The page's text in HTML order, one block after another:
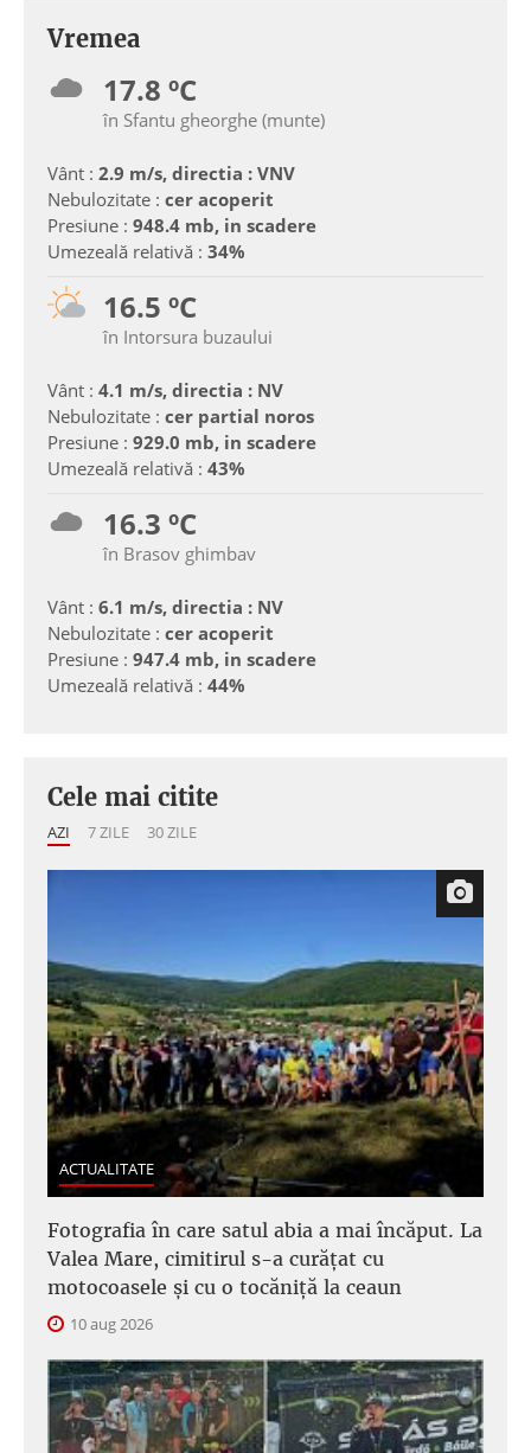
Vremea
17.8 ºC
în Sfantu gheorghe (munte)
Vânt : 2.9 m/s, directia : VNV
Nebulozitate : cer acoperit
Presiune : 948.4 mb, in scadere
Umezeală relativă : 34%
16.5 ºC
în Intorsura buzaului
Vânt : 4.1 m/s, directia : NV
Nebulozitate : cer partial noros
Presiune : 929.0 mb, in scadere
Umezeală relativă : 43%
16.3 ºC
în Brasov ghimbav
Vânt : 6.1 m/s, directia : NV
Nebulozitate : cer acoperit
Presiune : 947.4 mb, in scadere
Umezeală relativă : 44%
Cele mai citite
AZI 7 ZILE 30 ZILE
ACTUALITATE
Fotografia în care satul abia a mai încăput. La
Valea Mare, cimitirul s-a curățat cu
motocoasele și cu o tocăniță la ceaun
10 aug 2026